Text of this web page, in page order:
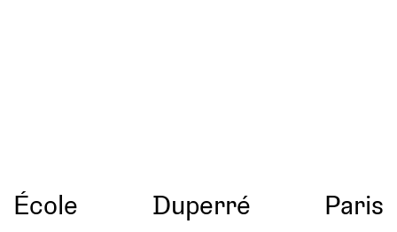
École Duperré Paris